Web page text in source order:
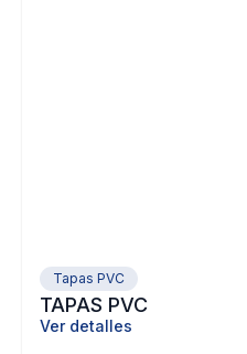
Tapas PVC
TAPAS PVC
Ver detalles